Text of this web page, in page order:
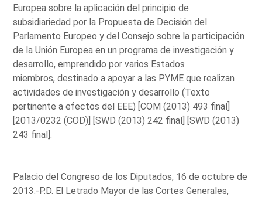
Europea sobre la aplicación del principio de
subsidiariedad por la Propuesta de Decisión del
Parlamento Europeo y del Consejo sobre la participación
de la Unión Europea en un programa de investigación y
desarrollo, emprendido por varios Estados
miembros, destinado a apoyar a las PYME que realizan
actividades de investigación y desarrollo (Texto
pertinente a efectos del EEE) [COM (2013) 493 final]
[2013/0232 (COD)] [SWD (2013) 242 final] [SWD (2013)
243 final].
Palacio del Congreso de los Diputados, 16 de octubre de
2013.-P.D. El Letrado Mayor de las Cortes Generales,